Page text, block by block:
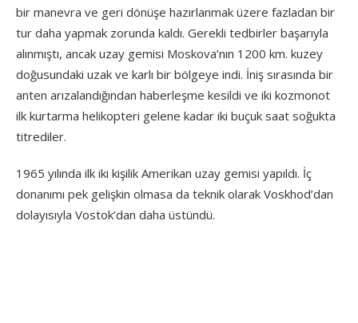
bir manevra ve geri dönüşe hazırlanmak üzere fazladan bir
tur daha yapmak zorunda kaldı. Gerekli tedbirler başarıyla
alınmıştı, ancak uzay gemisi Moskova’nın 1200 km. kuzey
doğusundaki uzak ve karlı bir bölgeye indi. İniş sırasında bir
anten arızalandığından haberleşme kesildi ve iki kozmonot
ilk kurtarma helikopteri gelene kadar iki buçuk saat soğukta
titrediler.
1965 yılında ilk iki kişilik Amerikan uzay gemisi yapıldı. İç
donanımı pek gelişkin olmasa da teknik olarak Voskhod’dan
dolayısıyla Vostok’dan daha üstündü.